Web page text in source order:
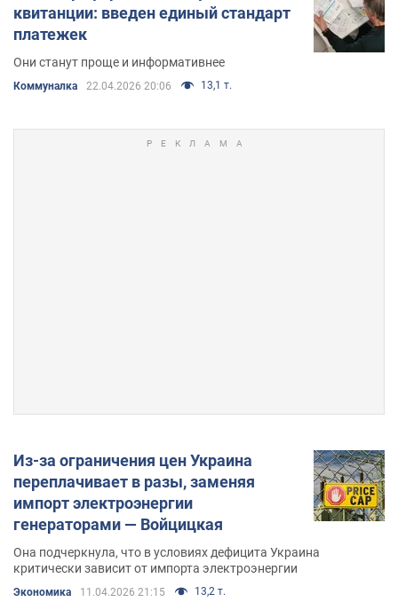
квитанции: введен единый стандарт
платежек
Они станут проще и информативнее
Коммуналка 22.04.2026 20:06 13,1 т.
Из-за ограничения цен Украина
переплачивает в разы, заменяя
импорт электроэнергии
генераторами — Войцицкая
Она подчеркнула, что в условиях дефицита Украина
критически зависит от импорта электроэнергии
Экономика 11.04.2026 21:15 13,2 т.